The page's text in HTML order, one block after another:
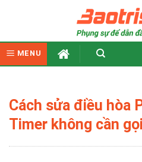
MENU
Cách sửa điều hòa
Timer không cần